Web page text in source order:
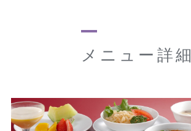
メニュー詳細